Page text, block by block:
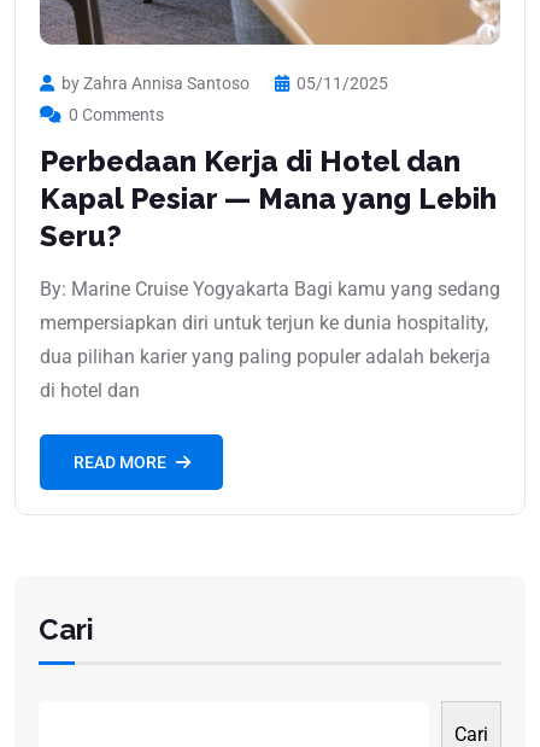
by Zahra Annisa Santoso
05/11/2025
0 Comments
Perbedaan Kerja di Hotel dan
Kapal Pesiar — Mana yang Lebih
Seru?
By: Marine Cruise Yogyakarta Bagi kamu yang sedang
mempersiapkan diri untuk terjun ke dunia hospitality,
dua pilihan karier yang paling populer adalah bekerja
di hotel dan
READ MORE
Cari
Cari